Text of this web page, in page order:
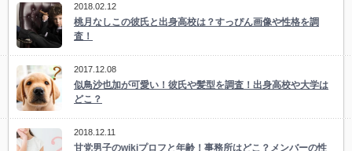
2018.02.12
桃月なしこの彼氏と出身高校は？すっぴん画像や性格を調
査！
2017.12.08
似鳥沙也加が可愛い！彼氏や髪型を調査！出身高校や大学は
どこ？
2018.12.11
甘党男子のwikiプロフと年齢！事務所はどこ？メンバーの性